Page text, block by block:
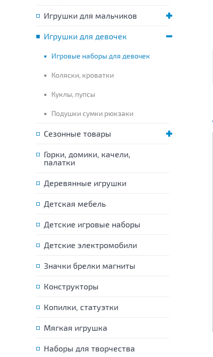
Игрушки для мальчиков
Игрушки для девочек
Игровые наборы для девочек
Коляски, кроватки
Куклы, пупсы
Подушки сумки рюкзаки
Сезонные товары
Горки, домики, качели,
палатки
Деревянные игрушки
Детская мебель
Детские игровые наборы
Детские электромобили
Значки брелки магниты
Конструкторы
Копилки, статуэтки
Мягкая игрушка
Наборы для творчества
аксессуаров (свет,звук)
78495
Игровой набор кухни
Стойка (свет) 42х10х54 см
Код: 78568